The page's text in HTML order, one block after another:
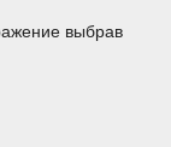
выбрав